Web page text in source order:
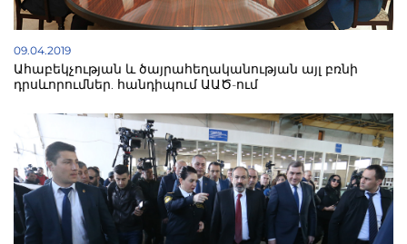
Խաղաղության պարտադրումն ենթադրում է
ադրբեջանական բանակի ջախջախում ու
09.04.2019
Ահաբեկչության և ծայրահեղականության այլ բռնի
դրսևորումներ. հանդիպում ԱԱԾ-ում